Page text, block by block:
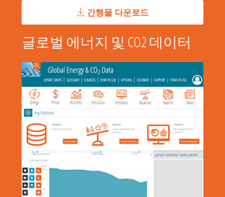
간행물 다운로드
글로벌 에너지 및 CO2 데이터